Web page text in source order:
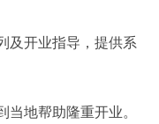
及开业指导，提供系
当地帮助隆重开业。